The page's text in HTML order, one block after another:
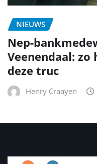
NIEUWS
Nep-
Veenendaal:
deze truc
Henry Craayen